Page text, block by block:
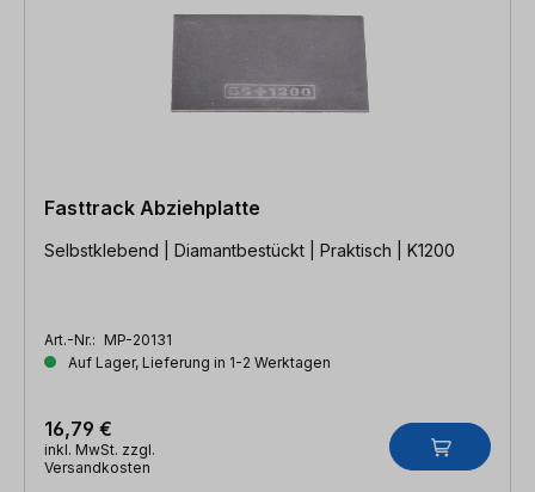
Fasttrack Abziehplatte
Selbstklebend | Diamantbestückt | Praktisch | K1200
Art.-Nr.: MP-20131
Auf Lager, Lieferung in 1-2 Werktagen
16,79 €
inkl. MwSt. zzgl.
Versandkosten